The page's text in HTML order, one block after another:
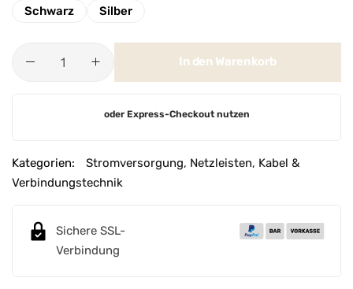
Schwarz Silber
In den Warenkorb
e
r
oder Express-Checkout nutzen
Kategorien: Stromversorgung, Netzleisten, Kabel &
Verbindungstechnik
Sichere SSL-
Verbindung